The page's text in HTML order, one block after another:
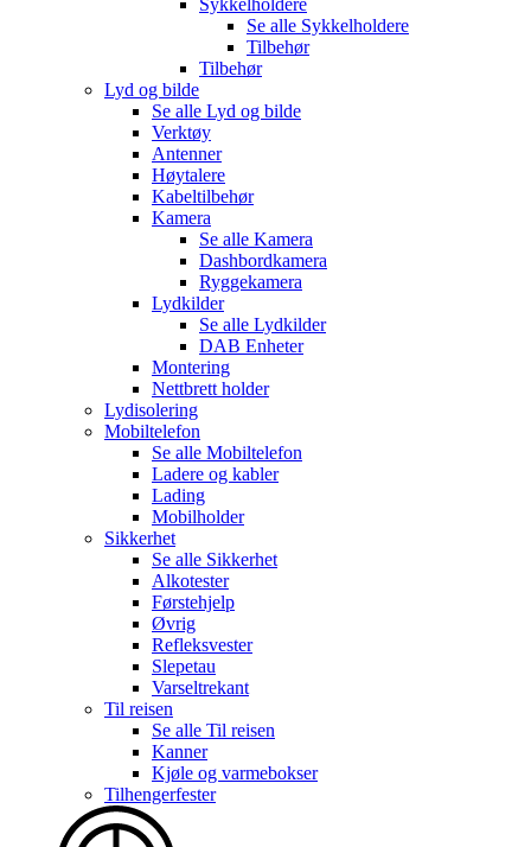
Se alle Sykkelholdere
Tilbehør
Tilbehør
Lyd og bilde
Se alle Lyd og bilde
Verktøy
Antenner
Høytalere
Kabeltilbehør
Kamera
Se alle Kamera
Dashbordkamera
Ryggekamera
Lydkilder
Se alle Lydkilder
DAB Enheter
Montering
Nettbrett holder
Lydisolering
Mobiltelefon
Se alle Mobiltelefon
Ladere og kabler
Lading
Mobilholder
Sikkerhet
Se alle Sikkerhet
Alkotester
Førstehjelp
Øvrig
Refleksvester
Slepetau
Varseltrekant
Til reisen
Se alle Til reisen
Kanner
Kjøle og varmebokser
Tilhengerfester